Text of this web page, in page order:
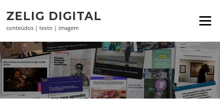
paraZELIG DIGITAL
conteúdos | texto | imagem
Menu